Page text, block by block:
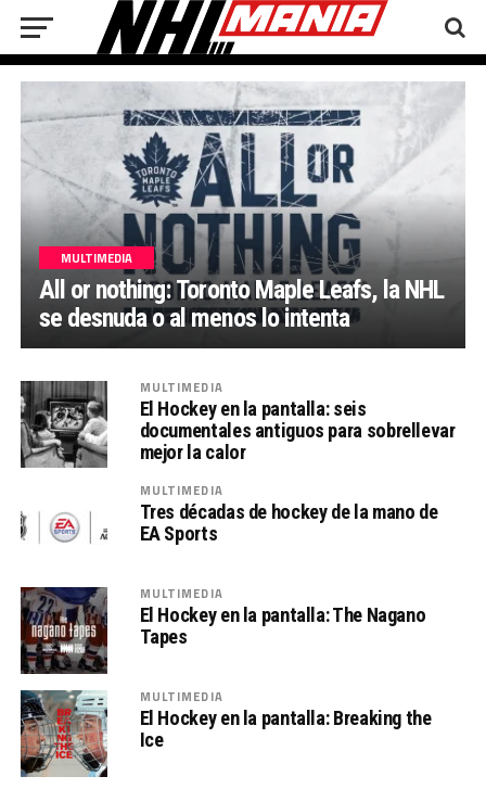
MULTIMEDIA
All or nothing: Toronto Maple Leafs, la NHL
se desnuda o al menos lo intenta
MULTIMEDIA
El Hockey en la pantalla: seis
documentales antiguos para sobrellevar
mejor la calor
MULTIMEDIA
Tres décadas de hockey de la mano de
EA Sports
MULTIMEDIA
El Hockey en la pantalla: The Nagano
Tapes
MULTIMEDIA
El Hockey en la pantalla: Breaking the
Ice